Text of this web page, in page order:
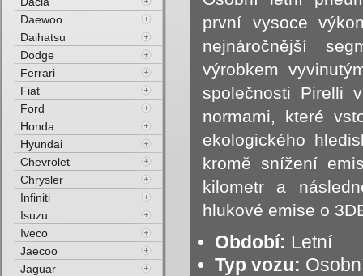
první vysoce
nejnáročnější
výrobkem
společnosti Pirelli
normami, které
ekologického
kromě snížení
kilometr a
hlukové emise o
Období: Letní
Typ vozu:
Daewoo
Daihatsu
Dodge
Ferrari
Fiat
Ford
Honda
Hyundai
Chevrolet
Chrysler
Infiniti
Isuzu
Iveco
Jaecoo
Jaguar